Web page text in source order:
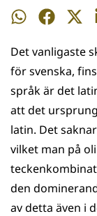
Dela
WhatsApp
Dela
Facebook
Dela
Det vanligaste
för svenska,
språk är det
att det
latin. Det
vilket man på
den
av detta även i